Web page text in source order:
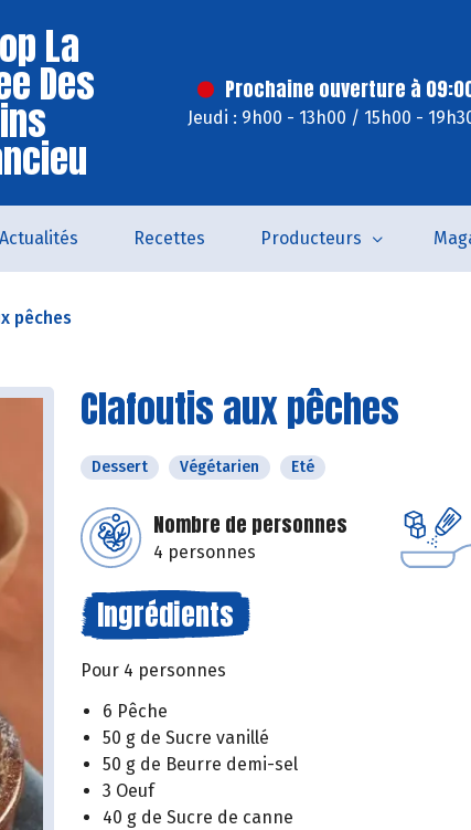
La
Des Prochaine ouverture à
Jeudi : 9h00 - 13h00 / 15h00 -
Actualités Recettes Producteurs
pêches
Clafoutis aux pêches
Dessert Végétarien Eté
Nombre de personnes
4 personnes
Ingrédients
Pour 4 personnes
6 Pêche
50 g de Sucre vanillé
50 g de Beurre demi-sel
3 Oeuf
40 g de Sucre de canne